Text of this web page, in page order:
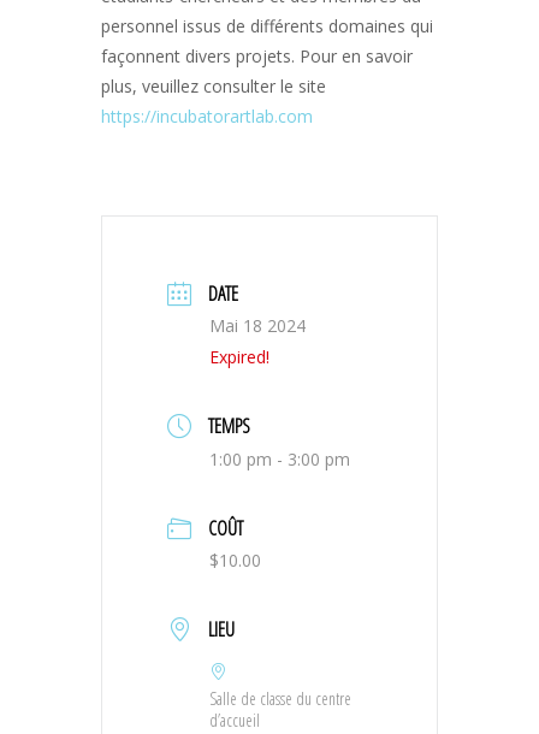
personnel issus de différents domaines qui
façonnent divers projets. Pour en savoir
plus, veuillez consulter le site
https://incubatorartlab.com
DATE
Mai 18 2024
Expired!
TEMPS
1:00 pm - 3:00 pm
COÛT
$10.00
LIEU
Salle de classe du centre
d’accueil